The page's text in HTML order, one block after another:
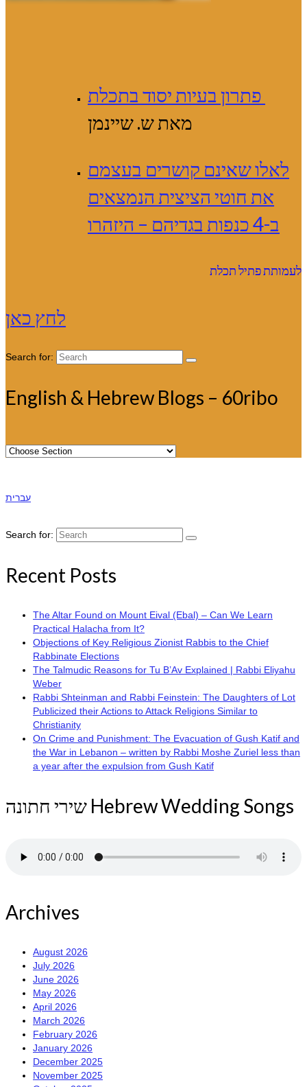
פתרון בעיות יסוד בתכלת
מאת ש. שיינמן
לאלו שאינם קושרים בעצמם
את חוטי הציצית הנמצאים
ב-4 כנפות בגדיהם – היזהרו
לעמותת פתיל תכלת
לחץ כאן
Search for:
English & Hebrew Blogs – 60ribo
עברית
Search for:
Recent Posts
The Altar Found on Mount Eival (Ebal) – Can We Learn
Practical Halacha from It?
Objections of Key Religious Zionist Rabbis to the Chief
Rabbinate Elections
The Talmudic Reasons for Tu B’Av Explained | Rabbi Eliyahu
Weber
Rabbi Shteinman and Rabbi Feinstein: The Daughters of Lot
Publicized their Actions to Attack Religions Similar to
Christianity
On Crime and Punishment: The Evacuation of Gush Katif and
the War in Lebanon – written by Rabbi Moshe Zuriel less than
a year after the expulsion from Gush Katif
שירי חתונה Hebrew Wedding Songs
Archives
August 2026
July 2026
June 2026
May 2026
April 2026
March 2026
February 2026
January 2026
December 2025
November 2025